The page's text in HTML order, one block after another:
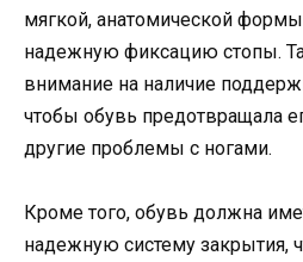
мягкой, анатомической
надежную фиксацию стопы.
внимание на наличие
чтобы обувь предотвращала
другие проблемы с ногами.
Кроме того, обувь должна
надежную систему закрытия,